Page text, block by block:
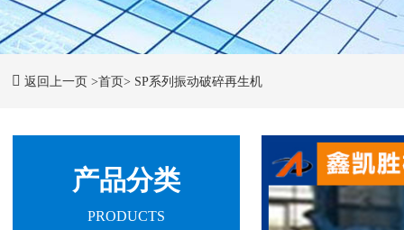
返回上一页 >首页> SP系列振动破碎再生机
产品分类
PRODUCTS